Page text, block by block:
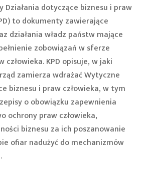
Działania dotyczące biznesu i praw
to dokumenty zawierające
działania władz państw mające
zobowiązań w sferze
człowieka. KPD opisuje, w jaki
zamierza wdrażać Wytyczne
biznesu i praw człowieka, w tym
o obowiązku zapewnienia
ochrony praw człowieka,
biznesu za ich poszanowanie
ofiar nadużyć do mechanizmów